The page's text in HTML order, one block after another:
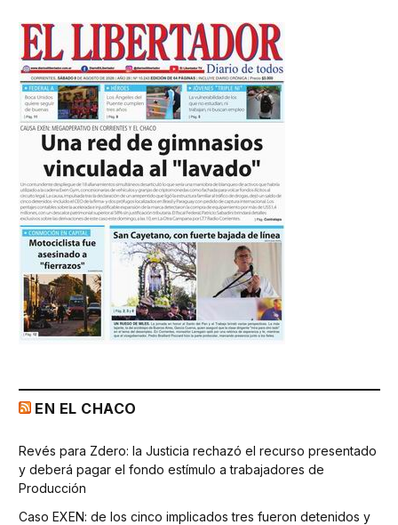
EN EL CHACO
Revés para Zdero: la Justicia rechazó el recurso presentado
y deberá pagar el fondo estímulo a trabajadores de
Producción
Caso EXEN: de los cinco implicados tres fueron detenidos y